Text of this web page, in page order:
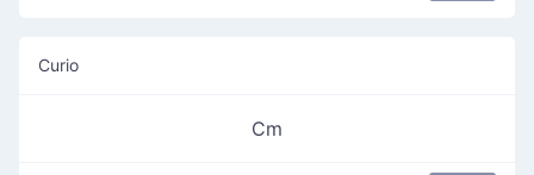
Curio
Cm